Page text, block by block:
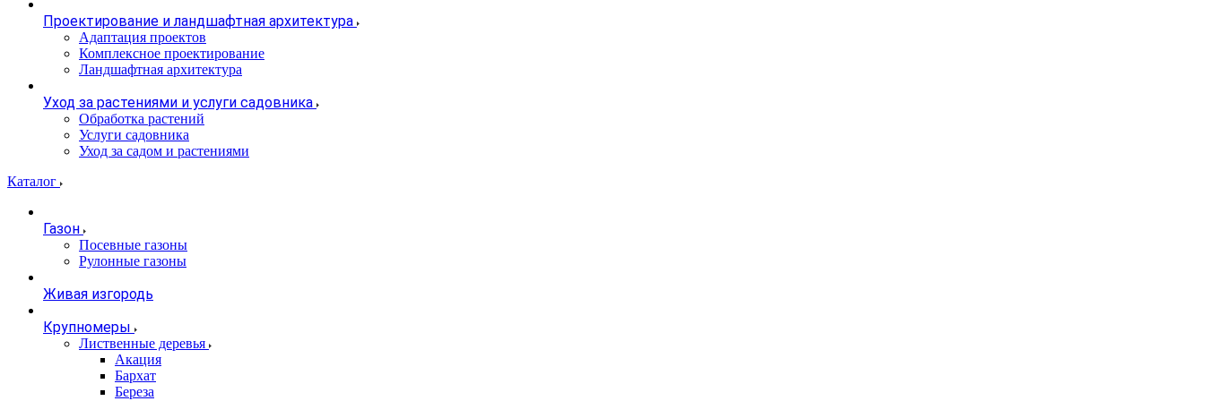
Проектирование и ландшафтная архитектура
Адаптация проектов
Комплексное проектирование
Ландшафтная архитектура
Уход за растениями и услуги садовника
Обработка растений
Услуги садовника
Уход за садом и растениями
Каталог
Газон
Посевные газоны
Рулонные газоны
Живая изгородь
Крупномеры
Лиственные деревья
Акация
Бархат
Береза